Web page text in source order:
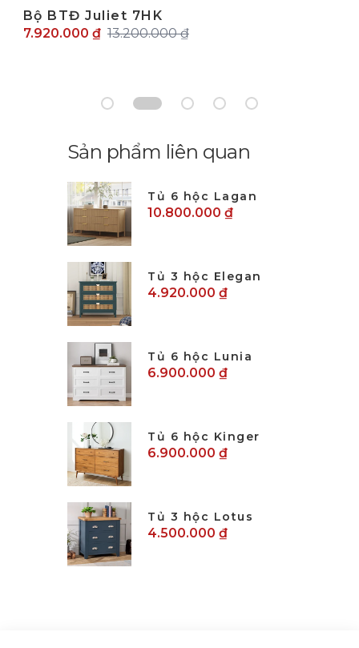
Bộ BTĐ Juliet 7HK
7.920.000 ₫ 13.200.000 ₫
Sản phẩm liên quan
Tủ 6 hộc Lagan
10.800.000 ₫
Tủ 3 hộc Elegan
4.920.000 ₫
Tủ 6 hộc Lunia
6.900.000 ₫
Tủ 6 hộc Kinger
6.900.000 ₫
Tủ 3 hộc Lotus
4.500.000 ₫